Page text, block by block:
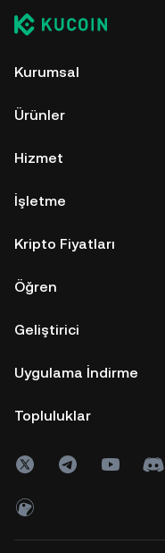
Kurumsal
Ürünler
Hizmet
İşletme
Kripto Fiyatları
Öğren
Geliştirici
Uygulama İndirme
Topluluklar